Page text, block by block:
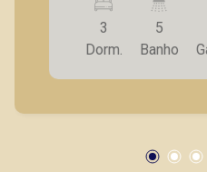
piscina, churrasqueira,
garagem.
3
Dorm.
5
Banho